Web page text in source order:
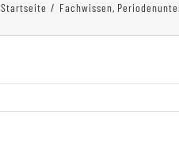
Startseite Fachwissen